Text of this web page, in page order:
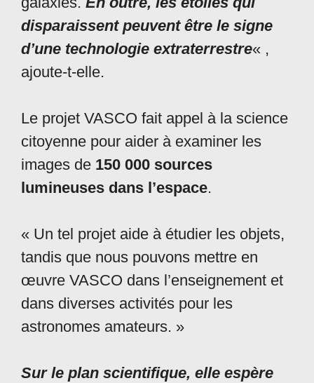
disparaissent peuvent être le signe
d’une technologie extraterrestre« ,
ajoute-t-elle.
Le projet VASCO fait appel à la science
citoyenne pour aider à examiner les
images de 150 000 sources
lumineuses dans l’espace.
« Un tel projet aide à étudier les objets,
tandis que nous pouvons mettre en
œuvre VASCO dans l’enseignement et
dans diverses activités pour les
astronomes amateurs. »
Sur le plan scientifique, elle espère